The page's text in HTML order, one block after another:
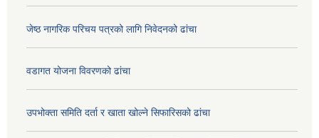
जेष्ठ नागरिक परिचय पत्रको लागि निवेदनको ढांचा
वडागत योजना विवरणको ढांचा
उपभोक्ता समिति दर्ता र खाता खोल्ने सिफारिसको ढांचा